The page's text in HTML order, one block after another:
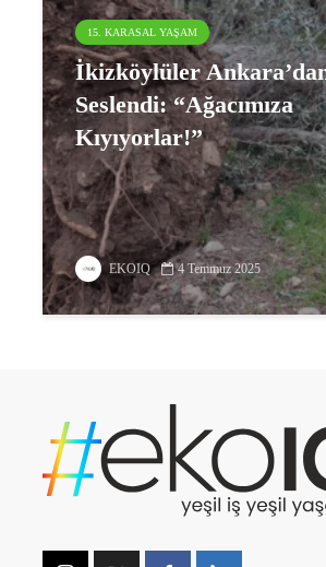
15. KARASAL YAŞAM
İkizköylüler
Seslendi: “Ağacımıza
Kıyıyorlar!”
EKOIQ 4 Temmuz 2025